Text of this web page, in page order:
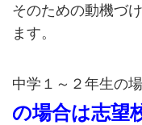
そのための動機づ
ます。
中学１～２年生の
の場合は志望